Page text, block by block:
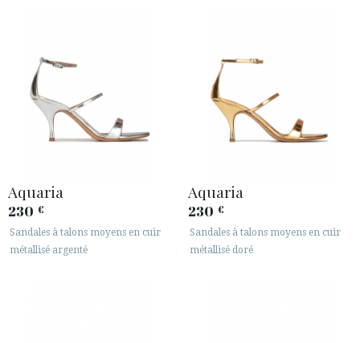
Aquaria
230 €
Sandales à talons moyens en cuir
métallisé argenté
Aquaria
230 €
Sandales à talons moyens en cuir
métallisé doré